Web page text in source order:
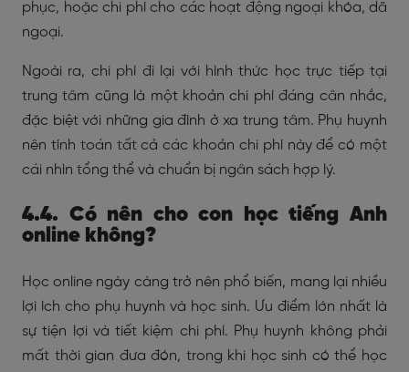
phục, hoặc chi phí cho các hoạt động ngoại khóa, dã
ngoại.
Ngoài ra, chi phí đi lại với hình thức học trực tiếp tại
trung tâm cũng là một khoản chi phí đáng cân nhắc,
đặc biệt với những gia đình ở xa trung tâm. Phụ huynh
nên tính toán tất cả các khoản chi phí này để có một
cái nhìn tổng thể và chuẩn bị ngân sách hợp lý.
4.4. Có nên cho con học tiếng Anh
online không?
Học online ngày càng trở nên phổ biến, mang lại nhiều
lợi ích cho phụ huynh và học sinh. Ưu điểm lớn nhất là
sự tiện lợi và tiết kiệm chi phí. Phụ huynh không phải
mất thời gian đưa đón, trong khi học sinh có thể học